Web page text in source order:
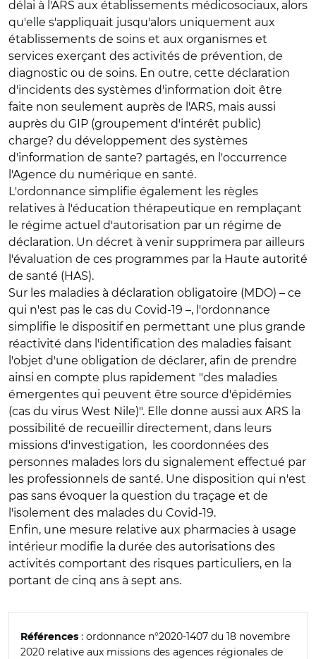
délai à l'ARS aux établissements médicosociaux, alors
qu'elle s'appliquait jusqu'alors uniquement aux
établissements de soins et aux organismes et
services exerçant des activités de prévention, de
diagnostic ou de soins. En outre, cette déclaration
d'incidents des systèmes d'information doit être
faite non seulement auprès de l'ARS, mais aussi
auprès du GIP (groupement d'intérêt public)
charge? du développement des systèmes
d'information de sante? partagés, en l'occurrence
l'Agence du numérique en santé.
L'ordonnance simplifie également les règles
relatives à l'éducation thérapeutique en remplaçant
le régime actuel d'autorisation par un régime de
déclaration. Un décret à venir supprimera par ailleurs
l'évaluation de ces programmes par la Haute autorité
de santé (HAS).
Sur les maladies à déclaration obligatoire (MDO) – ce
qui n'est pas le cas du Covid-19 –, l'ordonnance
simplifie le dispositif en permettant une plus grande
réactivité dans l'identification des maladies faisant
l'objet d'une obligation de déclarer, afin de prendre
ainsi en compte plus rapidement "des maladies
émergentes qui peuvent être source d'épidémies
(cas du virus West Nile)". Elle donne aussi aux ARS la
possibilité de recueillir directement, dans leurs
missions d'investigation, les coordonnées des
personnes malades lors du signalement effectué par
les professionnels de santé. Une disposition qui n'est
pas sans évoquer la question du traçage et de
l'isolement des malades du Covid-19.
Enfin, une mesure relative aux pharmacies à usage
intérieur modifie la durée des autorisations des
activités comportant des risques particuliers, en la
portant de cinq ans à sept ans.
Références : ordonnance n°2020-1407 du 18 novembre
2020 relative aux missions des agences régionales de